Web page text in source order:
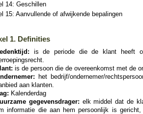
14: Geschillen
15: Aanvullende of afwijkende bepalingen
1. Definities
is de periode die de klant heeft
is de persoon die de overeenkomst met de
het bedrijf/ondernemer/
aan klanten.
Kalenderdag
gegevensdrager: elk middel dat de
informatie die aan hem persoonlijk is